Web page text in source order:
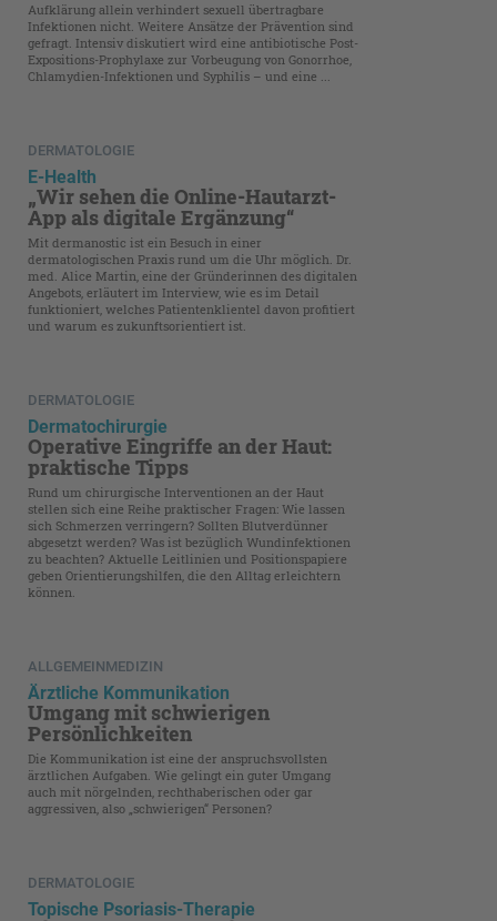
Aufklärung allein verhindert sexuell übertragbare
Infektionen nicht. Weitere Ansätze der Prävention sind
gefragt. Intensiv diskutiert wird eine antibiotische Post-
Expositions-Prophylaxe zur Vorbeugung von Gonorrhoe,
Chlamydien-Infektionen und Syphilis – und eine ...
DERMATOLOGIE
E-Health
„Wir sehen die Online-Hautarzt-
App als digitale Ergänzung“
Mit dermanostic ist ein Besuch in einer
dermatologischen Praxis rund um die Uhr möglich. Dr.
med. Alice Martin, eine der Gründerinnen des digitalen
Angebots, erläutert im Interview, wie es im Detail
funktioniert, welches Patienten­klientel davon profitiert
und warum es zukunftsorientiert ist.
DERMATOLOGIE
Dermatochirurgie
Operative Eingriffe an der Haut:
praktische Tipps
Rund um chirurgische Interventionen an der Haut
stellen sich eine Reihe praktischer Fragen: Wie lassen
sich Schmerzen verringern? Sollten Blutverdünner
abgesetzt werden? Was ist bezüglich Wundinfektionen
zu beachten? Aktuelle Leitlinien und Positionspapiere
geben Orientierungshilfen, die den Alltag erleichtern
können.
ALLGEMEINMEDIZIN
Ärztliche Kommunikation
Umgang mit schwierigen
Persönlichkeiten
Die Kommunikation ist eine der anspruchsvollsten
ärztlichen Aufgaben. Wie gelingt ein guter Umgang
auch mit nörgelnden, rechthaberi­schen oder gar
aggressiven, also „schwierigen“ Personen?
DERMATOLOGIE
Topische Psoriasis-Therapie